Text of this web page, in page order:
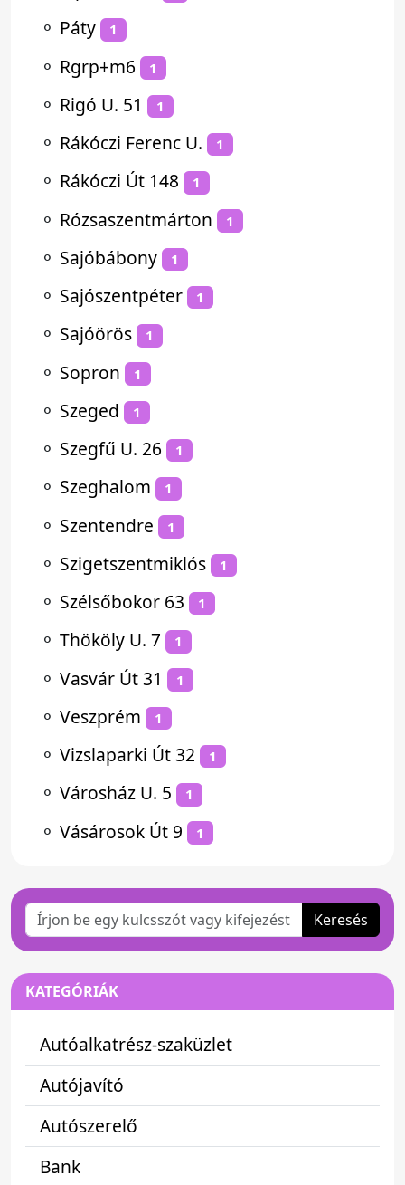
⚬ Páty 1
⚬ Rgrp+m6 1
⚬ Rigó U. 51 1
⚬ Rákóczi Ferenc U. 1
⚬ Rákóczi Út 148 1
⚬ Rózsaszentmárton 1
⚬ Sajóbábony 1
⚬ Sajószentpéter 1
⚬ Sajóörös 1
⚬ Sopron 1
⚬ Szeged 1
⚬ Szegfű U. 26 1
⚬ Szeghalom 1
⚬ Szentendre 1
⚬ Szigetszentmiklós 1
⚬ Szélsőbokor 63 1
⚬ Thököly U. 7 1
⚬ Vasvár Út 31 1
⚬ Veszprém 1
⚬ Vizslaparki Út 32 1
⚬ Városház U. 5 1
⚬ Vásárosok Út 9 1
Keresés
KATEGÓRIÁK
Autóalkatrész-szaküzlet
Autójavító
Autószerelő
Bank